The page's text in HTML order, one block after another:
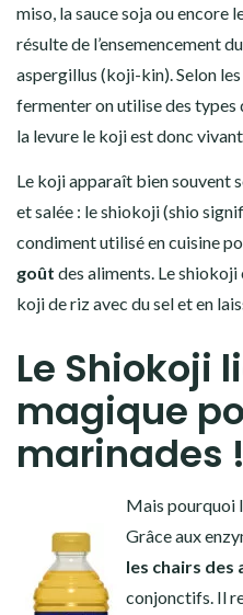
miso, la sauce soja ou encore
résulte de l’ensemencement
aspergillus (koji-kin). Selon
fermenter on utilise des
la levure le koji est donc
Le koji apparaît bien souvent
et salée : le shiokoji (shio
condiment utilisé en cuisine
goût des aliments. Le
koji de riz avec du sel et en
Le Shiokoji
magique
marinades !
Mais pourquoi
Grâce aux
les chairs des
conjonctifs. Il